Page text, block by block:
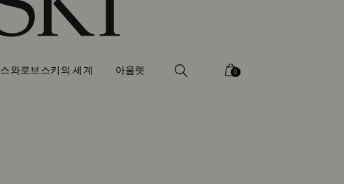
스와로브스키의 세계 아울렛 0